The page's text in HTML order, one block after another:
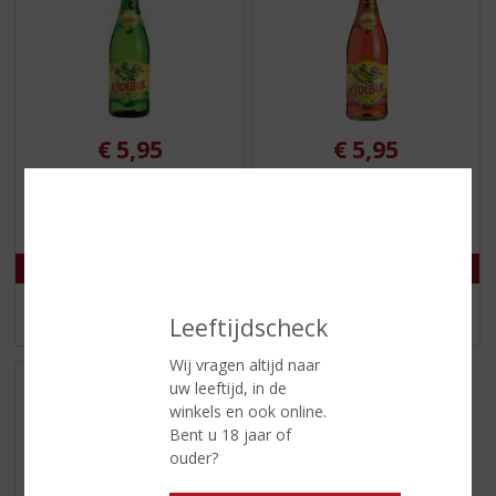
Leeftijdscheck
Wij vragen altijd naar
uw leeftijd, in de
winkels en ook online.
Bent u 18 jaar of
ouder?
€ 5,95 € 5,95
MEER INFO